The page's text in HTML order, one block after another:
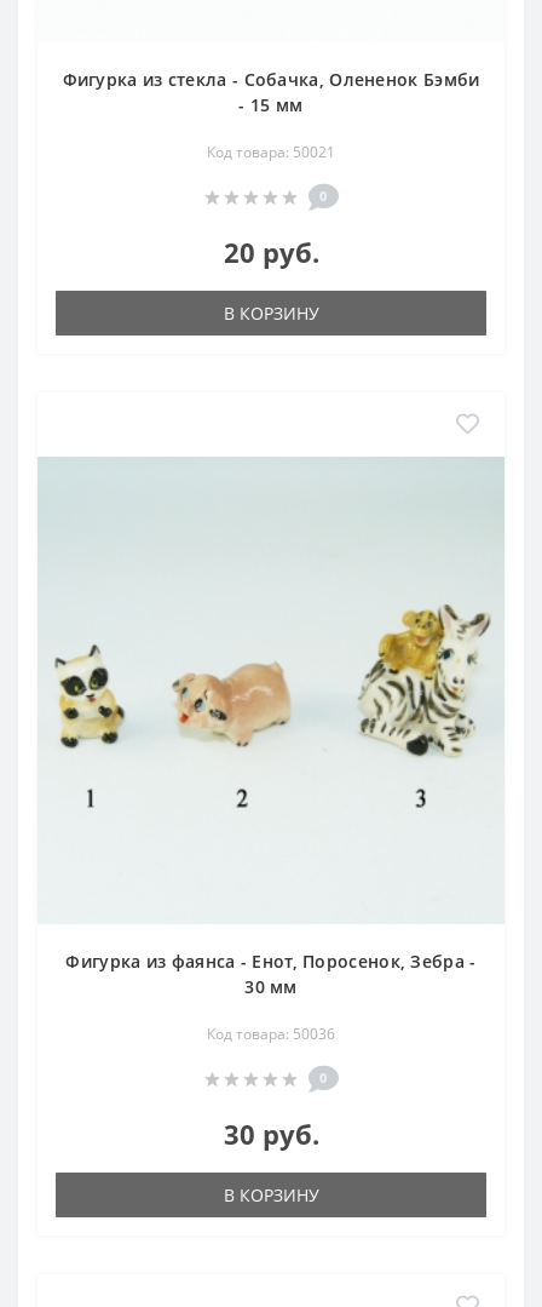
Фигурка из стекла - Собачка, Олененок Бэмби
- 15 мм
Код товара: 50021
0
20 руб.
В КОРЗИНУ
Фигурка из фаянса - Енот, Поросенок, Зебра -
30 мм
Код товара: 50036
0
30 руб.
В КОРЗИНУ